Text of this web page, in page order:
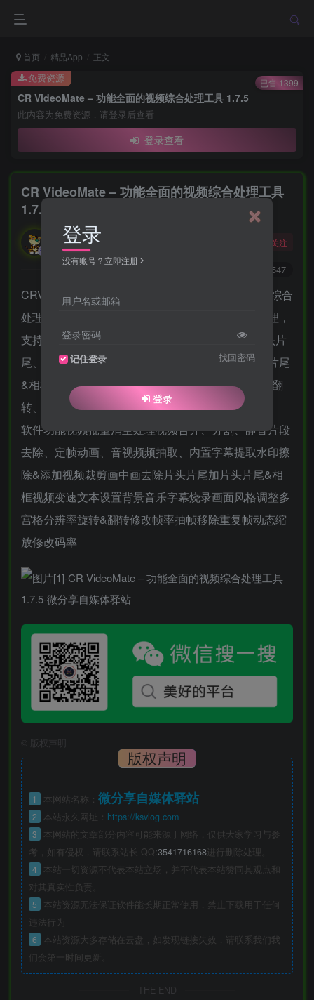
首页 精品App 正文
CR VideoMate – 功能全面的视频综合处理工具 1.7.5
此内容为免费资源，请登录后查看
登录查看
免费资源 已售 1399
CR VideoMate – 功能全面的视频综合处理工具
1.7.5
勇敢的大野狼
酒醒只在花前坐，酒醉还来花下眠。
关注
547
CRVideoMate是一款简洁易用功能全面的视频批量综合
处理工具，它能够批量、快速地对视频进行去重处理，
支持水印擦除&添加、视频裁剪、画中画、去除片头片
尾、添加背景音乐、视频变速、文本设置、加片头片尾
&相框、字幕烧录、画面风格调整、分辨率、旋转&翻
转、抽帧、修改帧率、音量调节、修改码率等功能。
软件功能视频批量消重处理视频合并、分割、静音片段
去除、定帧动画、音视频频抽取、内置字幕提取水印擦
除&添加视频裁剪画中画去除片头片尾加片头片尾&相
框视频变速文本设置背景音乐字幕烧录画面风格调整多
宫格分辨率旋转&翻转修改帧率抽帧移除重复帧动态缩
放修改码率
版权声明
版权声明
1 本网站名称： 微分享自媒体驿站
2 本站永久网址： https://ksvlog.com
3
本网站的文章部分内容可能来源于网络，仅供大家学习与参
考，如有侵权，请联系站长 QQ:3541716168进行删除处理。
4
本站一切资源不代表本站立场，并不代表本站赞同其观点和
对其真实性负责。
5
本站资源无法保证软件能长期正常使用，禁止下载用于任何
违法行为
6
本站资源大多存储在云盘，如发现链接失效，请联系我们我
们会第一时间更新。
THE END
登录
没有账号？立即注册
用户名或邮箱
登录密码
记住登录 找回密码
登录